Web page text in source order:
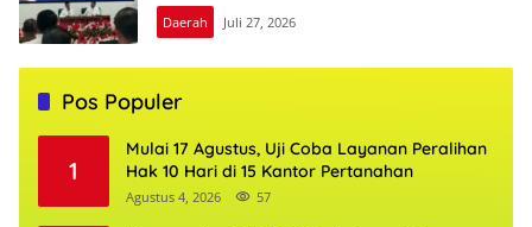
Daerah Juli 27, 2026
Pos Populer
1
Mulai 17 Agustus, Uji Coba Layanan Peralihan
Hak 10 Hari di 15 Kantor Pertanahan
Agustus 4, 2026 57